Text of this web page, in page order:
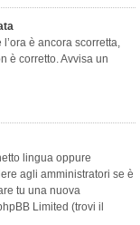
è ancora scorretta,
è corretto. Avvisa un
lingua oppure
agli amministratori se è
tu una nuova
Limited (trovi il